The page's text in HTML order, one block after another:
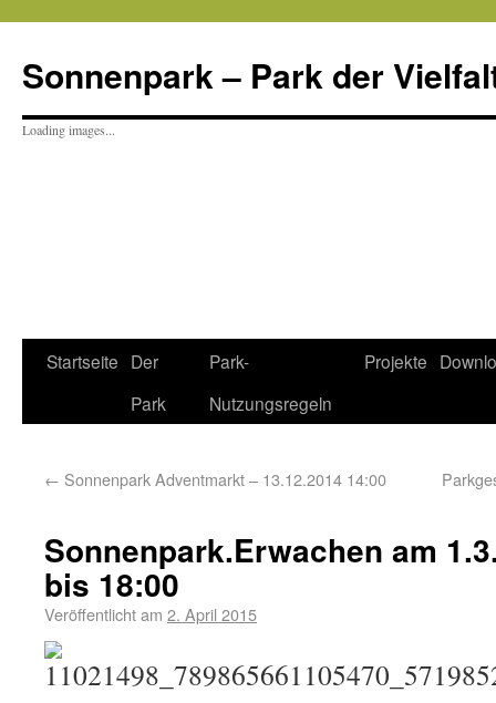
Sonnenpark – Park der
Loading images...
Startseite Der
Park
Park-
Nutzungsregeln
Projekte
← Sonnenpark Adventmarkt – 13.12.2014 14:00
Sonnenpark.Erwachen am
bis 18:00
Veröffentlicht am 2. April 2015